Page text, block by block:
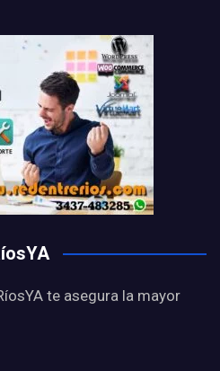
te asegura la mayor